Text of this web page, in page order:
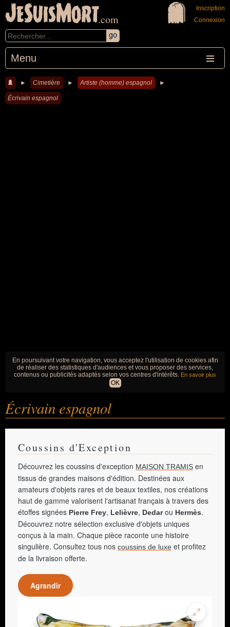
JeSuisMort.com
Menu
Inscription
Connexion
► Cimetière ► Artiste (homme) espagnol ►
Écrivain espagnol
En poursuivant votre navigation, vous acceptez l'utilisation de cookies afin
de réaliser des statistiques d'audiences et vous proposer des services,
contenus ou publicités adaptés selon vos centres d'intérêts. En savoir plus
OK
Écrivain espagnol
Coussins d'Exception
Découvrez les coussins d'exception MAISON TRAMIS en
tissus de grandes maisons d'édition. Destinées aux
amateurs d'objets rares et de beaux textiles, nos créations
haut de gamme valorisent l'artisanat français à travers des
étoffes signées Pierre Frey, Lelièvre, Dedarou Hermès.
Découvrez notre sélection exclusive d'objets uniques
conçus à la main. Chaque pièce raconte une histoire
singulière. Consultez tous nos coussins de luxe et profitez
de la livraison offerte.
Agrandir